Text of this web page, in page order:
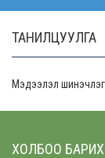
ТАНИЛЦУУЛГА
Мэдээлэл
ХОЛБОО БАРИХ